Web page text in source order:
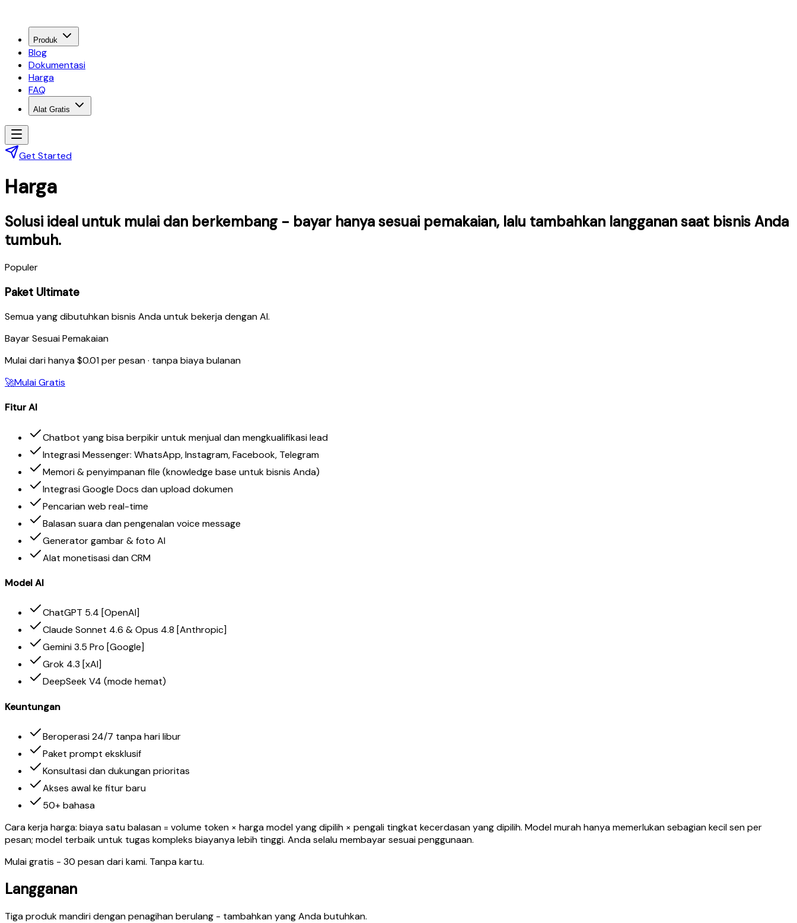
Produk
Blog
Dokumentasi
Harga
FAQ
Alat Gratis
Get Started
Harga
Solusi ideal untuk mulai dan berkembang - bayar hanya sesuai pemakaian, lalu tambahkan langganan saat bisnis Anda
tumbuh.
Populer
Paket Ultimate
Semua yang dibutuhkan bisnis Anda untuk bekerja dengan AI.
Bayar Sesuai Pemakaian
Mulai dari hanya $0.01 per pesan · tanpa biaya bulanan
🚀Mulai Gratis
Fitur AI
Chatbot yang bisa berpikir untuk menjual dan mengkualifikasi lead
Integrasi Messenger: WhatsApp, Instagram, Facebook, Telegram
Memori & penyimpanan file (knowledge base untuk bisnis Anda)
Integrasi Google Docs dan upload dokumen
Pencarian web real-time
Balasan suara dan pengenalan voice message
Generator gambar & foto AI
Alat monetisasi dan CRM
Model AI
ChatGPT 5.4 [OpenAI]
Claude Sonnet 4.6 & Opus 4.8 [Anthropic]
Gemini 3.5 Pro [Google]
Grok 4.3 [xAI]
DeepSeek V4 (mode hemat)
Keuntungan
Beroperasi 24/7 tanpa hari libur
Paket prompt eksklusif
Konsultasi dan dukungan prioritas
Akses awal ke fitur baru
50+ bahasa
Cara kerja harga: biaya satu balasan = volume token × harga model yang dipilih × pengali tingkat kecerdasan yang dipilih. Model murah hanya memerlukan sebagian kecil sen per
pesan; model terbaik untuk tugas kompleks biayanya lebih tinggi. Anda selalu membayar sesuai penggunaan.
Mulai gratis - 30 pesan dari kami. Tanpa kartu.
Langganan
Tiga produk mandiri dengan penagihan berulang - tambahkan yang Anda butuhkan.